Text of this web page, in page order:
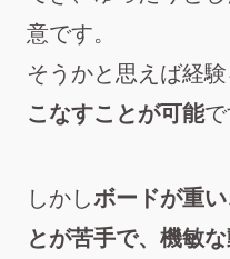
意です。
そうかと思えば経
こなすことが可能で
しかしボードが重
とが苦手で、機敏